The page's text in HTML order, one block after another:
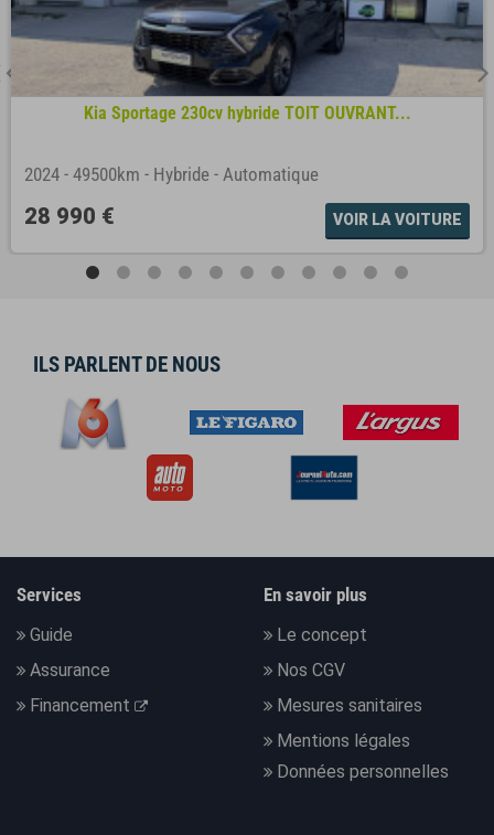
Kia Sportage 230cv hybride TOIT OUVRANT...
2024 - 49500km - Hybride - Automatique
28 990 € VOIR LA VOITURE
ILS PARLENT DE NOUS
Services
Guide
Assurance
Financement
En savoir plus
Le concept
Nos CGV
Mesures sanitaires
Mentions légales
Données personnelles